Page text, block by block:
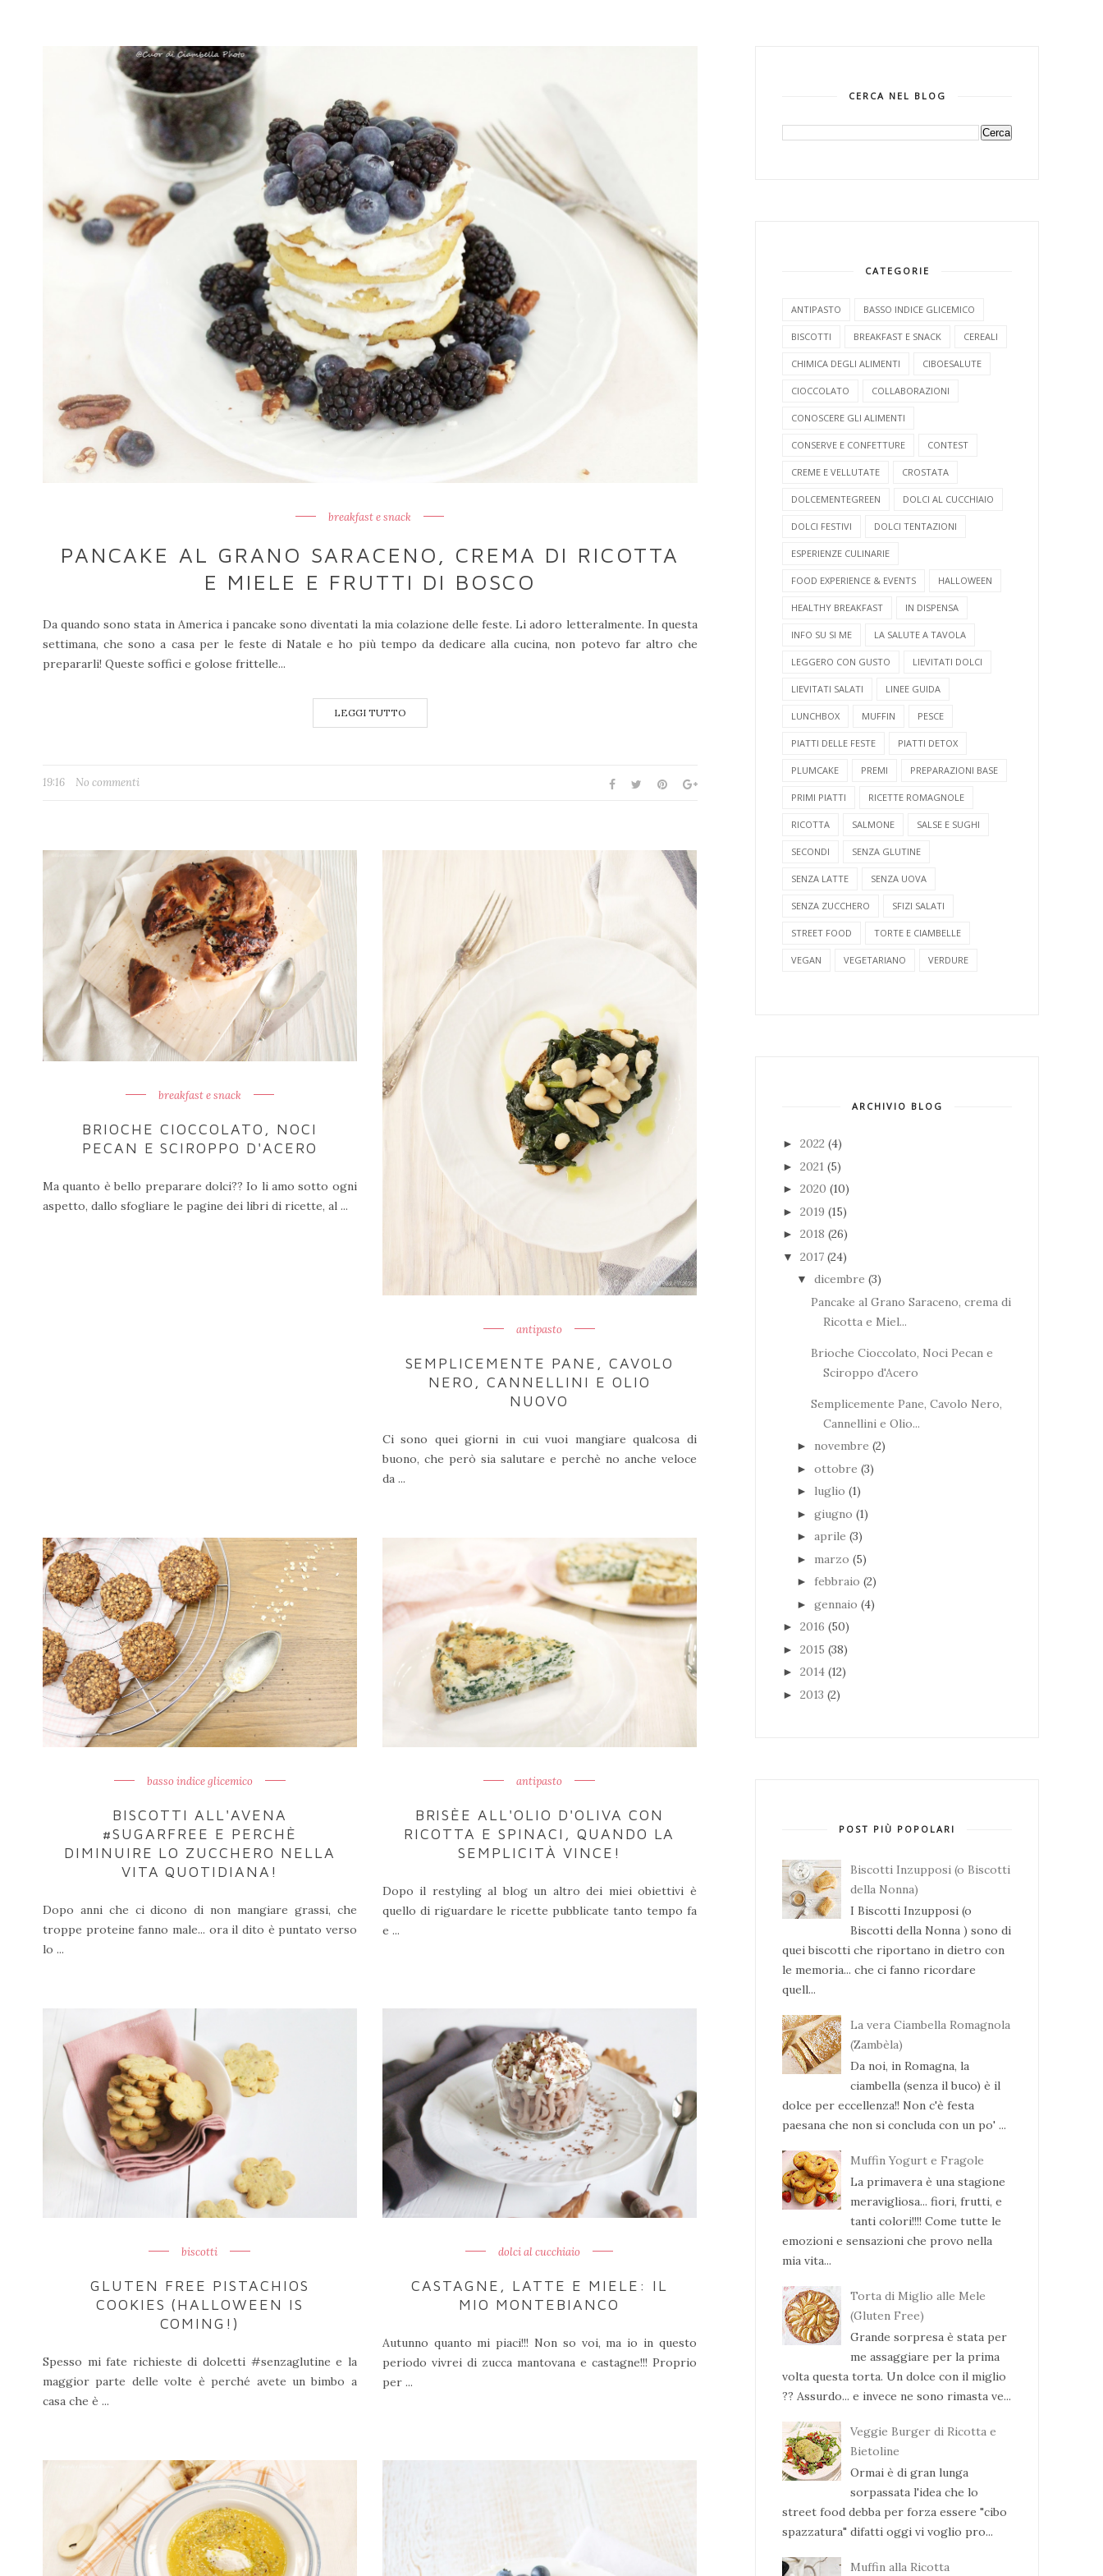
breakfast e snack
PANCAKE AL GRANO SARACENO, CREMA DI RICOTTA
E MIELE E FRUTTI DI BOSCO
Da quando sono stata in America i pancake sono diventati la mia colazione delle feste. Li adoro letteralmente. In questa
settimana, che sono a casa per le feste di Natale e ho più tempo da dedicare alla cucina, non potevo far altro che
prepararli! Queste soffici e golose frittelle...
LEGGI TUTTO
19:16 No commenti
breakfast e snack
BRIOCHE CIOCCOLATO, NOCI
PECAN E SCIROPPO D'ACERO
Ma quanto è bello preparare dolci?? Io li amo sotto ogni
aspetto, dallo sfogliare le pagine dei libri di ricette, al ...
antipasto
SEMPLICEMENTE PANE, CAVOLO
NERO, CANNELLINI E OLIO
NUOVO
Ci sono quei giorni in cui vuoi mangiare qualcosa di
buono, che però sia salutare e perchè no anche veloce
da ...
basso indice glicemico
BISCOTTI ALL'AVENA
#SUGARFREE E PERCHÈ
DIMINUIRE LO ZUCCHERO NELLA
VITA QUOTIDIANA!
Dopo anni che ci dicono di non mangiare grassi, che
troppe proteine fanno male... ora il dito è puntato verso
lo ...
antipasto
BRISÈE ALL'OLIO D'OLIVA CON
RICOTTA E SPINACI, QUANDO LA
SEMPLICITÀ VINCE!
Dopo il restyling al blog un altro dei miei obiettivi è
quello di riguardare le ricette pubblicate tanto tempo fa
e ...
biscotti
GLUTEN FREE PISTACHIOS
COOKIES (HALLOWEEN IS
COMING!)
Spesso mi fate richieste di dolcetti #senzaglutine e la
maggior parte delle volte è perché avete un bimbo a
casa che è ...
dolci al cucchiaio
CASTAGNE, LATTE E MIELE: IL
MIO MONTEBIANCO
Autunno quanto mi piaci!!! Non so voi, ma io in questo
periodo vivrei di zucca mantovana e castagne!!! Proprio
per ...
CERCA NEL BLOG
CATEGORIE
ANTIPASTO BASSO INDICE GLICEMICO
BISCOTTI BREAKFAST E SNACK CEREALI
CHIMICA DEGLI ALIMENTI CIBOESALUTE
CIOCCOLATO COLLABORAZIONI
CONOSCERE GLI ALIMENTI
CONSERVE E CONFETTURE CONTEST
CREME E VELLUTATE CROSTATA
DOLCEMENTEGREEN DOLCI AL CUCCHIAIO
DOLCI FESTIVI DOLCI TENTAZIONI
ESPERIENZE CULINARIE
FOOD EXPERIENCE & EVENTS HALLOWEEN
HEALTHY BREAKFAST IN DISPENSA
INFO SU SI ME LA SALUTE A TAVOLA
LEGGERO CON GUSTO LIEVITATI DOLCI
LIEVITATI SALATI LINEE GUIDA
LUNCHBOX MUFFIN PESCE
PIATTI DELLE FESTE PIATTI DETOX
PLUMCAKE PREMI PREPARAZIONI BASE
PRIMI PIATTI RICETTE ROMAGNOLE
RICOTTA SALMONE SALSE E SUGHI
SECONDI SENZA GLUTINE
SENZA LATTE SENZA UOVA
SENZA ZUCCHERO SFIZI SALATI
STREET FOOD TORTE E CIAMBELLE
VEGAN VEGETARIANO VERDURE
ARCHIVIO BLOG
► 2022 (4)
► 2021 (5)
► 2020 (10)
► 2019 (15)
► 2018 (26)
▼ 2017 (24)
▼ dicembre (3)
Pancake al Grano Saraceno, crema di
Ricotta e Miel...
Brioche Cioccolato, Noci Pecan e
Sciroppo d'Acero
Semplicemente Pane, Cavolo Nero,
Cannellini e Olio...
► novembre (2)
► ottobre (3)
► luglio (1)
► giugno (1)
► aprile (3)
► marzo (5)
► febbraio (2)
► gennaio (4)
► 2016 (50)
► 2015 (38)
► 2014 (12)
► 2013 (2)
POST PIÙ POPOLARI
Biscotti Inzupposi (o Biscotti
della Nonna)
I Biscotti Inzupposi (o
Biscotti della Nonna ) sono di
quei biscotti che riportano in dietro con
le memoria... che ci fanno ricordare
quell...
La vera Ciambella Romagnola
(Zambèla)
Da noi, in Romagna, la
ciambella (senza il buco) è il
dolce per eccellenza!! Non c'è festa
paesana che non si concluda con un po' ...
Muffin Yogurt e Fragole
La primavera è una stagione
meravigliosa... fiori, frutti, e
tanti colori!!!! Come tutte le
emozioni e sensazioni che provo nella
mia vita...
Torta di Miglio alle Mele
(Gluten Free)
Grande sorpresa è stata per
me assaggiare per la prima
volta questa torta. Un dolce con il miglio
?? Assurdo... e invece ne sono rimasta ve...
Veggie Burger di Ricotta e
Bietoline
Ormai è di gran lunga
sorpassata l'idea che lo
street food debba per forza essere "cibo
spazzatura" difatti oggi vi voglio pro...
Muffin alla Ricotta